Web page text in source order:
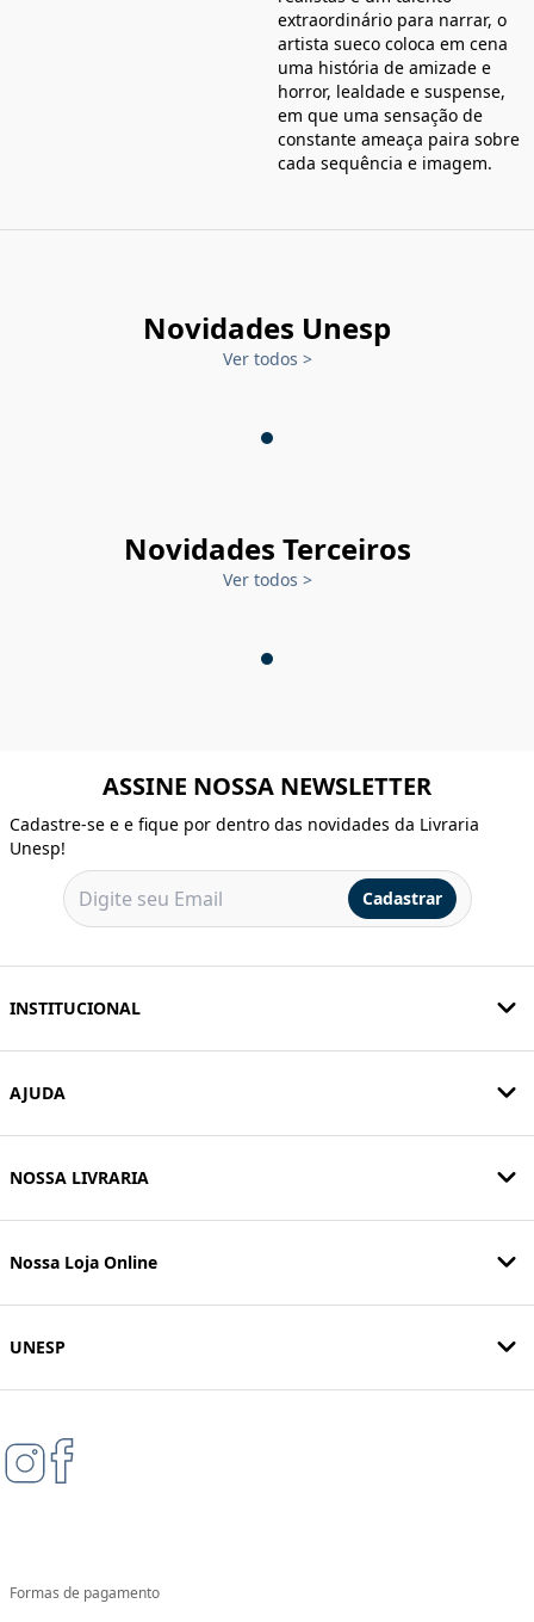
extraordinário para narrar, o
artista sueco coloca em cena
uma história de amizade e
horror, lealdade e suspense,
em que uma sensação de
constante ameaça paira sobre
cada sequência e imagem.
Novidades Unesp
Ver todos >
Novidades Terceiros
Ver todos >
ASSINE NOSSA NEWSLETTER
Cadastre-se e e fique por dentro das novidades da Livraria
Unesp!
Cadastrar
INSTITUCIONAL
AJUDA
NOSSA LIVRARIA
Nossa Loja Online
UNESP
Formas de pagamento